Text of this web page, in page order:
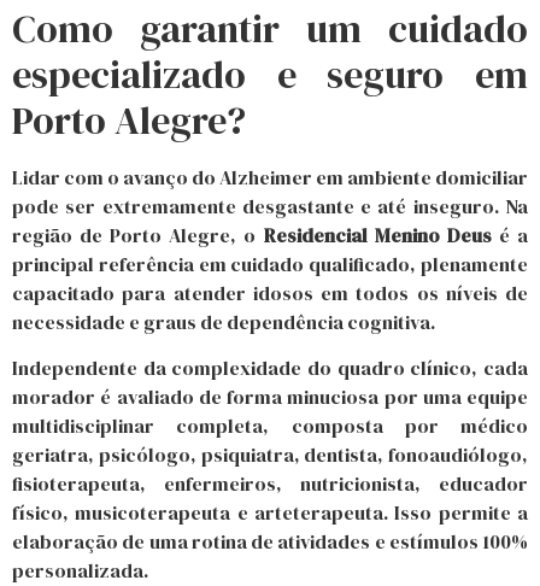
Como garantir um cuidado
especializado e seguro em
Porto Alegre?
Lidar com o avanço do Alzheimer em ambiente domiciliar
pode ser extremamente desgastante e até inseguro. Na
região de Porto Alegre, o Residencial Menino Deusé a
principal referência em cuidado qualificado, plenamente
capacitado para atender idosos em todos os níveis de
necessidade e graus de dependência cognitiva.
Independente da complexidade do quadro clínico, cada
morador é avaliado de forma minuciosa por uma equipe
multidisciplinar completa, composta por médico
geriatra, psicólogo, psiquiatra, dentista, fonoaudiólogo,
fisioterapeuta, enfermeiros, nutricionista, educador
físico, musicoterapeuta e arteterapeuta. Isso permite a
elaboração de uma rotina de atividades e estímulos 100%
personalizada.